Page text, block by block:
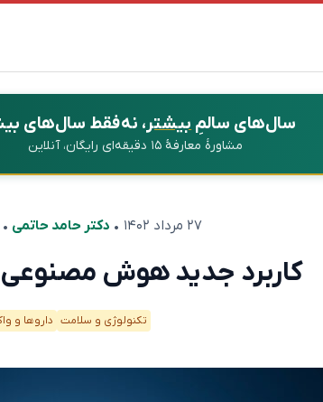
سال‌های سالمِبیشتر، نه فقط سال‌های
مشاورهٔ معارفهٔ ۱۵ دقیقه‌ای رایگان، آنلاین
۲۷ مرداد ۱۴۰۲ •دکتر حامد حاتمی • ۱ دقیقه مطالعه
کاربرد جدید هوش
تکنولوژی و سلامت دارو‌ها و